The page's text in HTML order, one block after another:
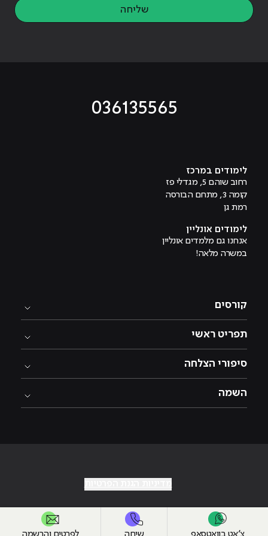
שליחה
036135565
לימודים במרכז
רחוב שוהם 5, מגדלי פז
קומה 3, מתחם הבורסה
רמת גן
לימודים אונליין
אנחנו גם מלמדים אונליין
במשרה מלאה!
קורסים
תפריט ראשי
סיפורי הצלחה
השמה